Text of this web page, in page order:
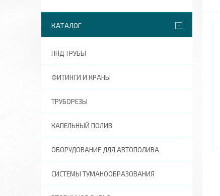
КАТАЛОГ
ПНД ТРУБЫ
ФИТИНГИ И КРАНЫ
ТРУБОРЕЗЫ
КАПЕЛЬНЫЙ ПОЛИВ
ОБОРУДОВАНИЕ ДЛЯ АВТОПОЛИВА
СИСТЕМЫ ТУМАНООБРАЗОВАНИЯ